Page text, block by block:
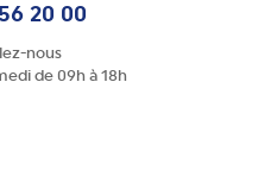
20 00
nous
de 09h à 18h